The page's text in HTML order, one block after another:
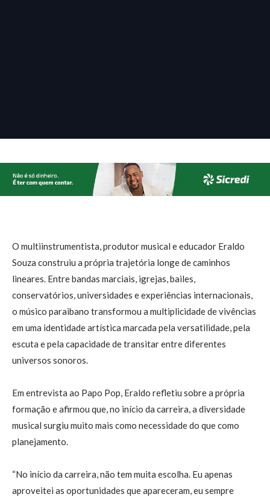
O multiinstrumentista, produtor musical e educador Eraldo
Souza construiu a própria trajetória longe de caminhos
lineares. Entre bandas marciais, igrejas, bailes,
conservatórios, universidades e experiências internacionais,
o músico paraibano transformou a multiplicidade de vivências
em uma identidade artística marcada pela versatilidade, pela
escuta e pela capacidade de transitar entre diferentes
universos sonoros.
Em entrevista ao Papo Pop, Eraldo refletiu sobre a própria
formação e afirmou que, no início da carreira, a diversidade
musical surgiu muito mais como necessidade do que como
planejamento.
“No início da carreira, não tem muita escolha. Eu apenas
aproveitei as oportunidades que apareceram, eu sempre